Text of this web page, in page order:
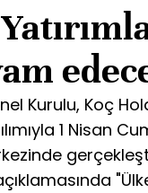
Kurulu, Koç
1 Nisan